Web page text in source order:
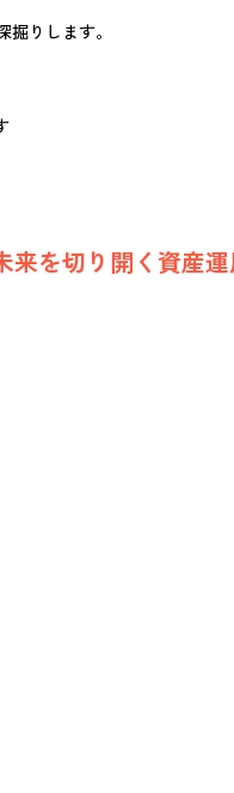
りします。
来を切り開く資産